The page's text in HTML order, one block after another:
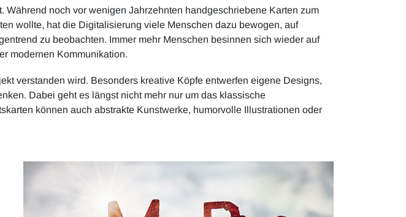
noch vor wenigen Jahrzehnten handgeschriebene Karten zum
wollte, hat die Digitalisierung viele Menschen dazu bewogen, auf
zu beobachten. Immer mehr Menschen besinnen sich wieder auf
modernen Kommunikation.
verstanden wird. Besonders kreative Köpfe entwerfen eigene Designs,
Dabei geht es längst nicht mehr nur um das klassische
können auch abstrakte Kunstwerke, humorvolle Illustrationen oder